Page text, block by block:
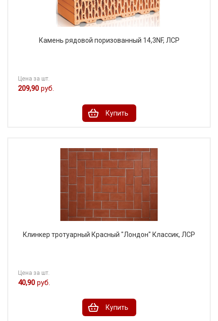
Камень рядовой поризованный 14,3NF, ЛСР
Цена за шт.
209,90 руб.
Купить
Клинкер тротуарный Красный "Лондон" Классик, ЛСР
Цена за шт.
40,90 руб.
Купить